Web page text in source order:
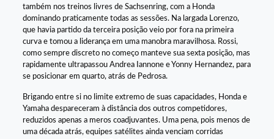
também nos treinos livres de Sachsenring, com a Honda
dominando praticamente todas as sessões. Na largada Lorenzo,
que havia partido da terceira posição veio por fora na primeira
curva e tomou a liderança em uma manobra maravilhosa. Rossi,
como sempre discreto no começo manteve sua sexta posição, mas
rapidamente ultrapassou Andrea Iannone e Yonny Hernandez, para
se posicionar em quarto, atrás de Pedrosa.
Brigando entre si no limite extremo de suas capacidades, Honda e
Yamaha despareceram à distância dos outros competidores,
reduzidos apenas a meros coadjuvantes. Uma pena, pois menos de
uma década atrás, equipes satélites ainda venciam corridas